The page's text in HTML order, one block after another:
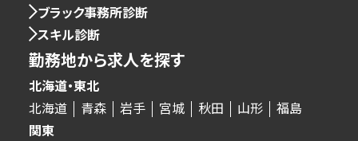
ブラック事務所診断
スキル診断
勤務地から求人を探す
北海道・東北
北海道
青森 岩手 宮城 秋田 山形
福島
関東